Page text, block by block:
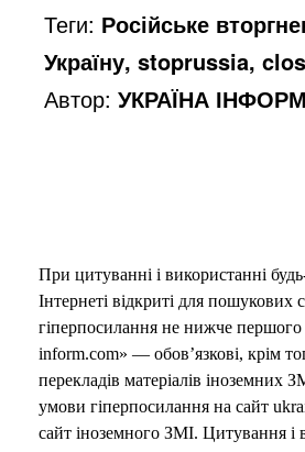
Теги: Російське
Україну, stoprussia,
Автор:УКРАЇНА ІНФОРМ
При цитуванні і використанні
Інтернеті відкриті для пошукових
гіперпосилання не нижче першого
inform.com» — обов’язкові, крім
перекладів матеріалів іноземних
умови гіперпосилання на сайт
сайт іноземного ЗМІ. Цитування і